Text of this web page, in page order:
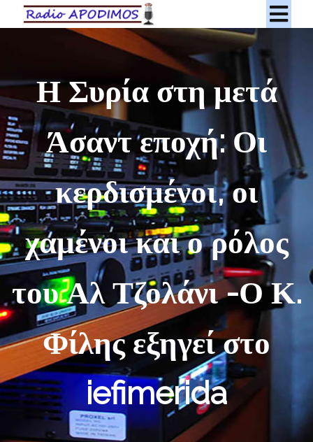
Η Συρία στη μετά
Άσαντ εποχή: Οι
κερδισμένοι, οι
χαμένοι και ο ρόλος
του Αλ Τζολάνι -Ο Κ.
Φίλης εξηγεί στο
iefimerida